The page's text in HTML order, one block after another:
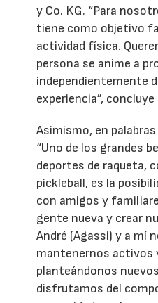
y Co. KG. “Para
tiene como objetivo
actividad física.
persona se anime a
independientemente
experiencia”,
Asimismo, en
“Uno de los grandes
deportes de raqueta,
pickleball, es la
con amigos y
gente nueva y crear
André (Agassi) y a mí
mantenernos activos
planteándonos
disfrutamos del